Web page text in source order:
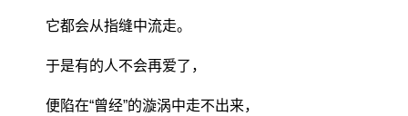
它都会从指缝中流走。
于是有的人不会再爱了，
便陷在“曾经”的漩涡中走不出来，